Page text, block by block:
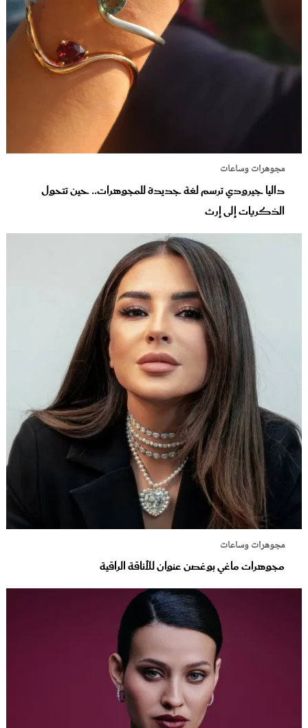
مجوهرات وساعات
داليا جيرودي ترسم لغة جديدة للمجوهرات.. حين تتحول
الذكريات إلى إرث
مجوهرات وساعات
مجوهرات ماغي بوغصن عنوان للأناقة الراقية